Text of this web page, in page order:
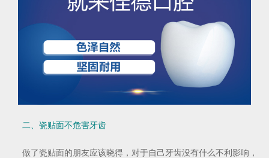
二、瓷贴面不危害牙齿
做了瓷贴面的朋友应该晓得，对于自己牙齿没有什么不利影响，